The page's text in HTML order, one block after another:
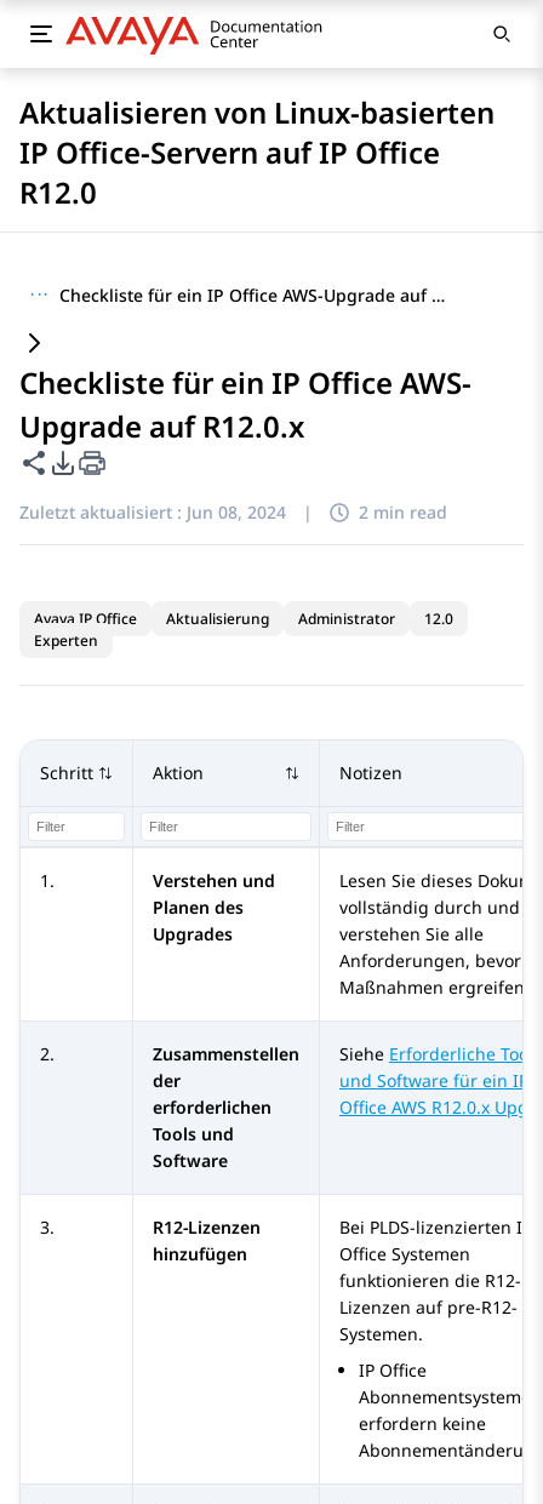
Aktualisieren von Linux-basierten
IP Office-Servern auf IP Office
R12.0
··· Checkliste für ein IP Office AWS-Upgrade auf R12.0.x
Checkliste für ein IP Office AWS-
Upgrade auf R12.0.x
Diese Seite teilen
PDF-Exportoptionen
Zuletzt aktualisiert : Jun 08, 2024 | 2 min read
Avaya IP Office Aktualisierung Administrator
12.0
Experten
Schritt Aktion Notizen
1.
Verstehen und
Planen des
Upgrades
Lesen Sie dieses
vollständig durch und
verstehen Sie alle
Anforderungen, bevor
Maßnahmen ergreifen.
2.
Zusammenstellen
der
erforderlichen
Tools und
Software
Siehe Erforderliche Tools
und Software für ein IP
Office AWS R12.0.x
3.
R12-Lizenzen
hinzufügen
Bei PLDS-lizenzierten IP
Office Systemen
funktionieren die R12-
Lizenzen auf pre-R12-
Systemen.
IP Office
Abonnementsysteme
erfordern keine